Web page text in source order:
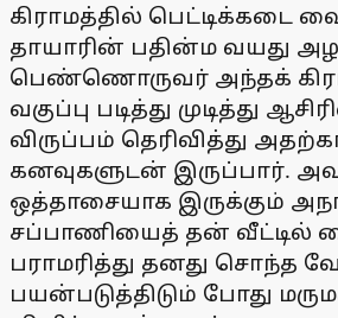
கிராமத்தில் பெட்டிக்கடை
தாயாரின் பதின்ம வயது
பெண்ணொருவர் அந்தக்
வகுப்பு படித்து முடித்து
விருப்பம் தெரிவித்து
கனவுகளுடன் இருப்பார்.
ஒத்தாசையாக இருக்கும்
சப்பாணியைத் தன் வீட்டில்
பராமரித்து தனது சொந்த
பயன்படுத்திடும் போது